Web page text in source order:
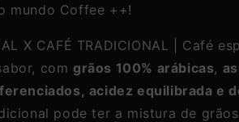
mundo Coffee ++!
X CAFÉ TRADICIONAL | Café
com grãos 100% arábicas,
acidez equilibrada e
pode ter a mistura de